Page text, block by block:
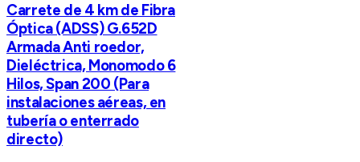
Carrete de 4 km de Fibra
Óptica (ADSS) G.652D
Armada Anti roedor,
Dieléctrica, Monomodo 6
Hilos, Span 200 (Para
instalaciones aéreas, en
tubería o enterrado
directo)